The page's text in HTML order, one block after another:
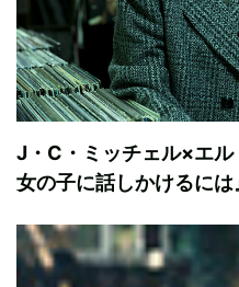
J・C・ミッチェル×エ
女の子に話しかけるには